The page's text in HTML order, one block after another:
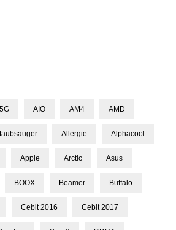
5G AIO AM4 AMD
Allergie Alphacool
Apple Arctic Asus
BOOX Beamer Buffalo
Cebit 2016 Cebit 2017